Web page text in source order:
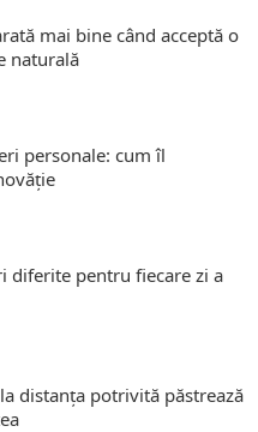
mai bine când acceptă o
naturală
personale: cum îl
diferite pentru fiecare zi a
distanța potrivită păstrează